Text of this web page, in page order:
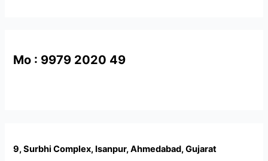
Mo : 9979 2020 49
9, Surbhi Complex, Isanpur, Ahmedabad, Gujarat